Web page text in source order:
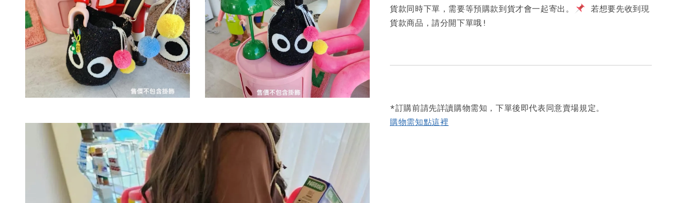
貨款同時下單，需要等預購款到貨才會一起寄出。
若想要先收到現
貨款商品，請分開下單哦!
*訂購前請先詳讀購物需知，下單後即代表同意賣場規定。
購物需知點這裡